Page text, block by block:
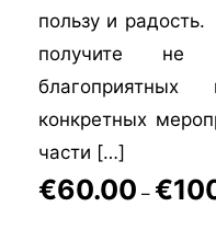
пользу и
получите
благоприятных
конкретных
части […]
€60.00 – €